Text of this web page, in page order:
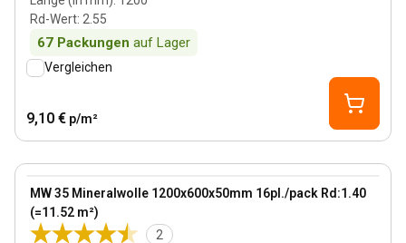
Rd-Wert: 2.55
67 Packungen auf Lager
Vergleichen
9,10 € p/m²
MW 35 Mineralwolle 1200x600x50mm 16pl./pack Rd:1.40
(=11.52 m²)
2
View product